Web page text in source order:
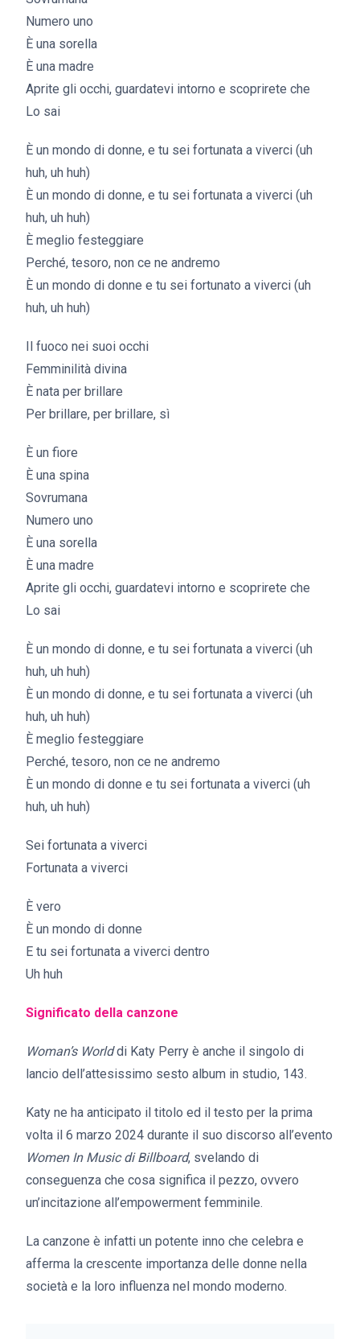
Numero uno
È una sorella
È una madre
Aprite gli occhi, guardatevi intorno e scoprirete che
Lo sai
È un mondo di donne, e tu sei fortunata a viverci (uh
huh, uh huh)
È un mondo di donne, e tu sei fortunata a viverci (uh
huh, uh huh)
È meglio festeggiare
Perché, tesoro, non ce ne andremo
È un mondo di donne e tu sei fortunato a viverci (uh
huh, uh huh)
Il fuoco nei suoi occhi
Femminilità divina
È nata per brillare
Per brillare, per brillare, sì
È un fiore
È una spina
Sovrumana
Numero uno
È una sorella
È una madre
Aprite gli occhi, guardatevi intorno e scoprirete che
Lo sai
È un mondo di donne, e tu sei fortunata a viverci (uh
huh, uh huh)
È un mondo di donne, e tu sei fortunata a viverci (uh
huh, uh huh)
È meglio festeggiare
Perché, tesoro, non ce ne andremo
È un mondo di donne e tu sei fortunata a viverci (uh
huh, uh huh)
Sei fortunata a viverci
Fortunata a viverci
È vero
È un mondo di donne
E tu sei fortunata a viverci dentro
Uh huh
Significato della canzone
Woman’s Worlddi Katy Perry è anche il singolo di
lancio dell’attesissimo sesto album in studio, 143.
Katy ne ha anticipato il titolo ed il testo per la prima
volta il 6 marzo 2024 durante il suo discorso all’evento
Women In Music di Billboard, svelando di
conseguenza che cosa significa il pezzo, ovvero
un’incitazione all’empowerment femminile.
La canzone è infatti un potente inno che celebra e
afferma la crescente importanza delle donne nella
società e la loro influenza nel mondo moderno.